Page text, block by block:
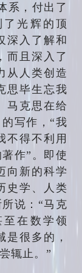
系，付出了
光辉的顶
深入了解和
而且深入了
从人类创造
思毕生忘我
马克思在给
写作，“我
不得不利用
作”。即使
向新的科学
史学、人类
说：“马克
在数学领
很多的，
辄止。”